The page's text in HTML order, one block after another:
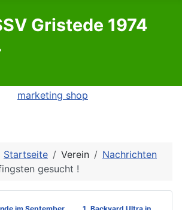
Gristede 1974
Startseite Verein
Nachrichten
gesucht !